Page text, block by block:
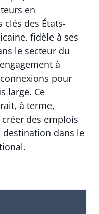
en
clés des États-
fidèle à ses
le secteur du
à
pour
large. Ce
à terme,
des emplois
dans le